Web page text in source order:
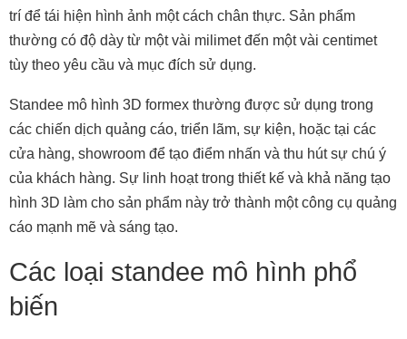
trí để tái hiện hình ảnh một cách chân thực. Sản phẩm
thường có độ dày từ một vài milimet đến một vài centimet
tùy theo yêu cầu và mục đích sử dụng.
Standee mô hình 3D formex thường được sử dụng trong
các chiến dịch quảng cáo, triển lãm, sự kiện, hoặc tại các
cửa hàng, showroom để tạo điểm nhấn và thu hút sự chú ý
của khách hàng. Sự linh hoạt trong thiết kế và khả năng tạo
hình 3D làm cho sản phẩm này trở thành một công cụ quảng
cáo mạnh mẽ và sáng tạo.
Các loại standee mô hình phổ
biến